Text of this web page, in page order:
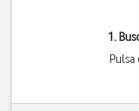
1.
Pulsa